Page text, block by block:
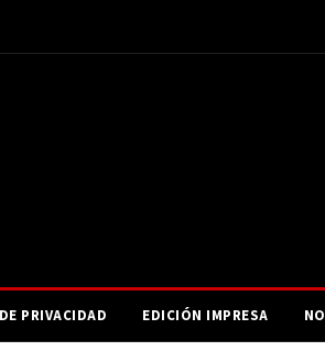
PRIVACIDAD EDICIÓN IMPRESA